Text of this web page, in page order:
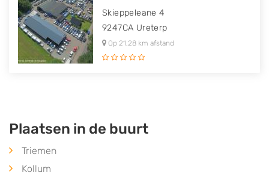
Skieppeleane 4
9247CA Ureterp
Op 21,28 km afstand
Plaatsen in de buurt
Triemen
Kollum